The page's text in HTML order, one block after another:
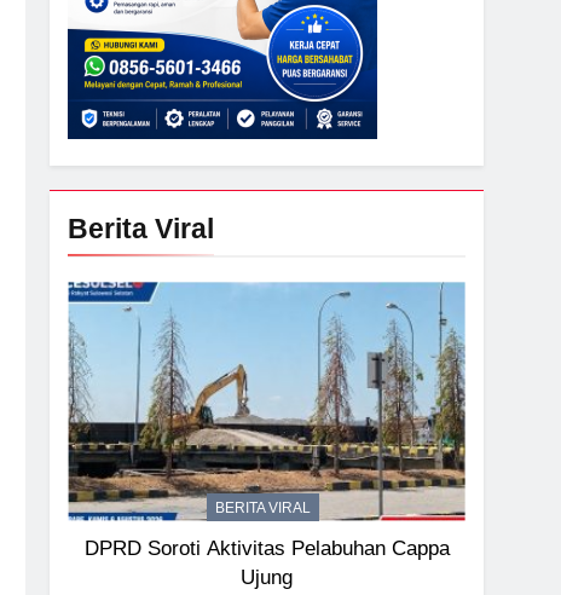
Berita Viral
BERITA VIRAL
DPRD Soroti Aktivitas Pelabuhan Cappa
Ujung